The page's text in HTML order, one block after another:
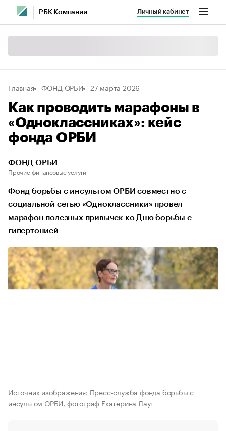
РБК Компании Личный кабинет
Главная ФОНД ОРБИ 27 марта 2026
Как проводить марафоны в
«Одноклассниках»: кейс
фонда ОРБИ
ФОНД ОРБИ
Прочие финансовые услуги
Фонд борьбы с инсультом ОРБИ совместно с
социальной сетью «Одноклассники» провел
марафон полезных привычек ко Дню борьбы с
гипертонией
Источник изображения: Пресс-служба фонда борьбы с
инсультом ОРБИ, фотограф Екатерина Лаут